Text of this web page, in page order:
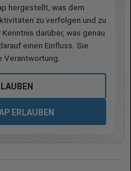
hergestellt, was dem
zu verfolgen und zu
darüber, was genau
einen Einfluss. Sie
Verantwortung.
ERLAUBEN